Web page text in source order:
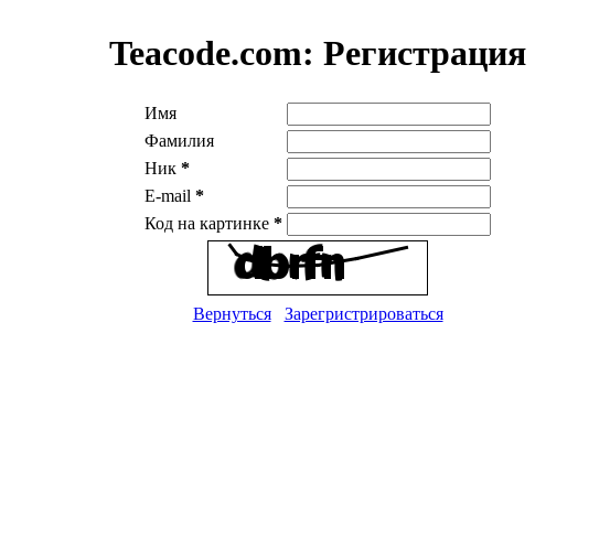
Teacode.com: Регистрация
Имя
Фамилия
Ник *
E-mail *
Код на картинке *
Вернуться Зарегристрироваться